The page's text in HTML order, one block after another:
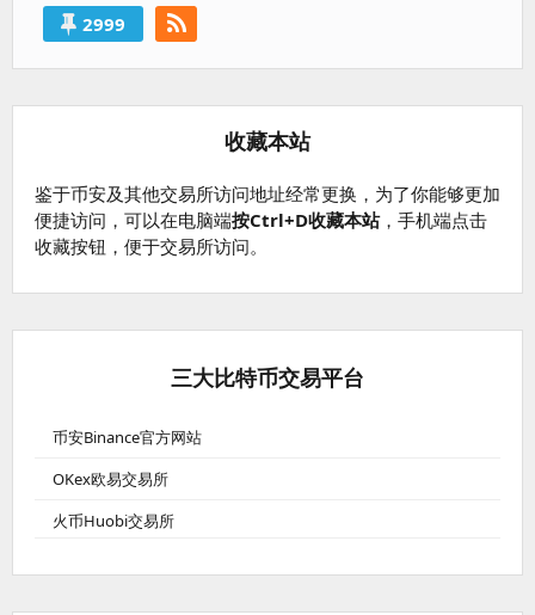
2999
收藏本站
鉴于币安及其他交易所访问地址经常更换，为了你能够更加
便捷访问，可以在电脑端按Ctrl+D收藏本站，手机端点击
收藏按钮，便于交易所访问。
三大比特币交易平台
币安Binance官方网站
OKex欧易交易所
火币Huobi交易所